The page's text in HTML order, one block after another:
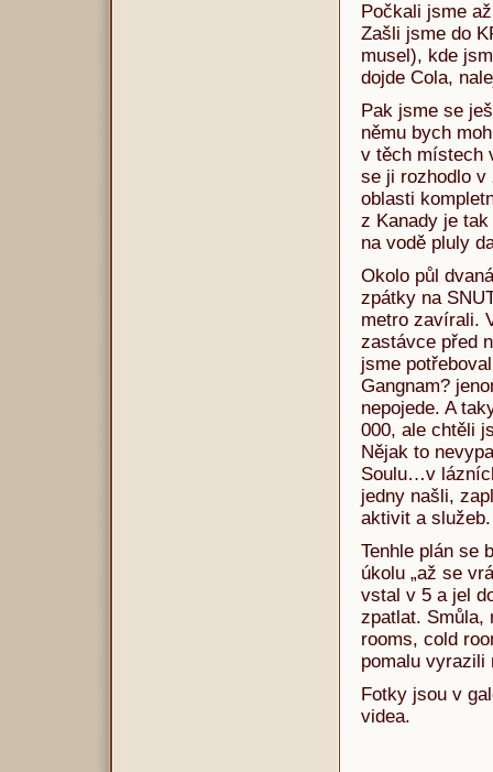
Počkali jsme
Zašli jsme do
musel), kde
dojde Cola,
Pak jsme se
němu bych
v těch místech
se ji rozhodlo
oblasti
z Kanady je
na vodě pluly
Okolo půl
zpátky na
metro zavírali.
zastávce před
jsme
Gangnam?
nepojede. A
000, ale chtěli
Nějak to
Soulu…v
jedny našli,
aktivit a služeb.
Tenhle plán se
úkolu „až se
vstal v 5 a jel
zpatlat. Smůla,
rooms, cold
pomalu vyrazili
Fotky jsou v
videa.